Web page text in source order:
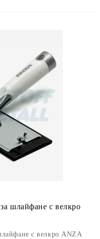
шлайфане с велкро
с велкро ANZA